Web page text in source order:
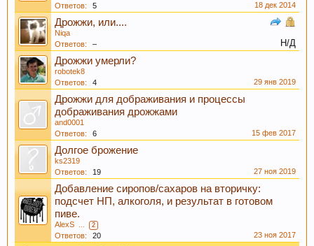
Пиво богато антиоксидантами, которые
приходят из хмеля и солода, из которых оно
состоит. Эти антиоксиданты предотвратят рак.
Пиво содержит витамин В, который помогает
Ответов:
5 18 дек 2014
Дрожжи, или....
Niqa
Ответов:
– Н/Д
Дрожжи умерли?
robotek8
Ответов:
4 29 янв 2019
Дрожжи для дображивания и процессы
дображивания дрожжами
and0001
Ответов:
6 15 фев 2017
Долгое брожение
ks2319
Ответов:
19 27 ноя 2019
Добавление сиропов/сахаров на вторичку:
подсчет НП, алкоголя, и результат в готовом
пиве.
AlexS ... 2
Ответов: 20
23 ноя 2017